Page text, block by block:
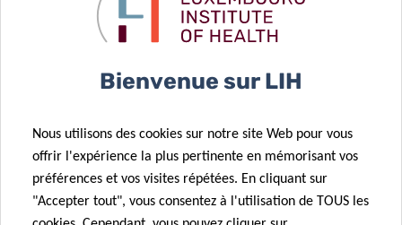
Predi-COVID –
Behind the
scenes
29 Mai 2020
study results
– second
testing phase
Bienvenue sur LIH
Nous utilisons des cookies sur notre site Web pour vous
offrir l'expérience la plus pertinente en mémorisant vos
préférences et vos visites répétées. En cliquant sur
"Accepter tout", vous consentez à l'utilisation de TOUS les